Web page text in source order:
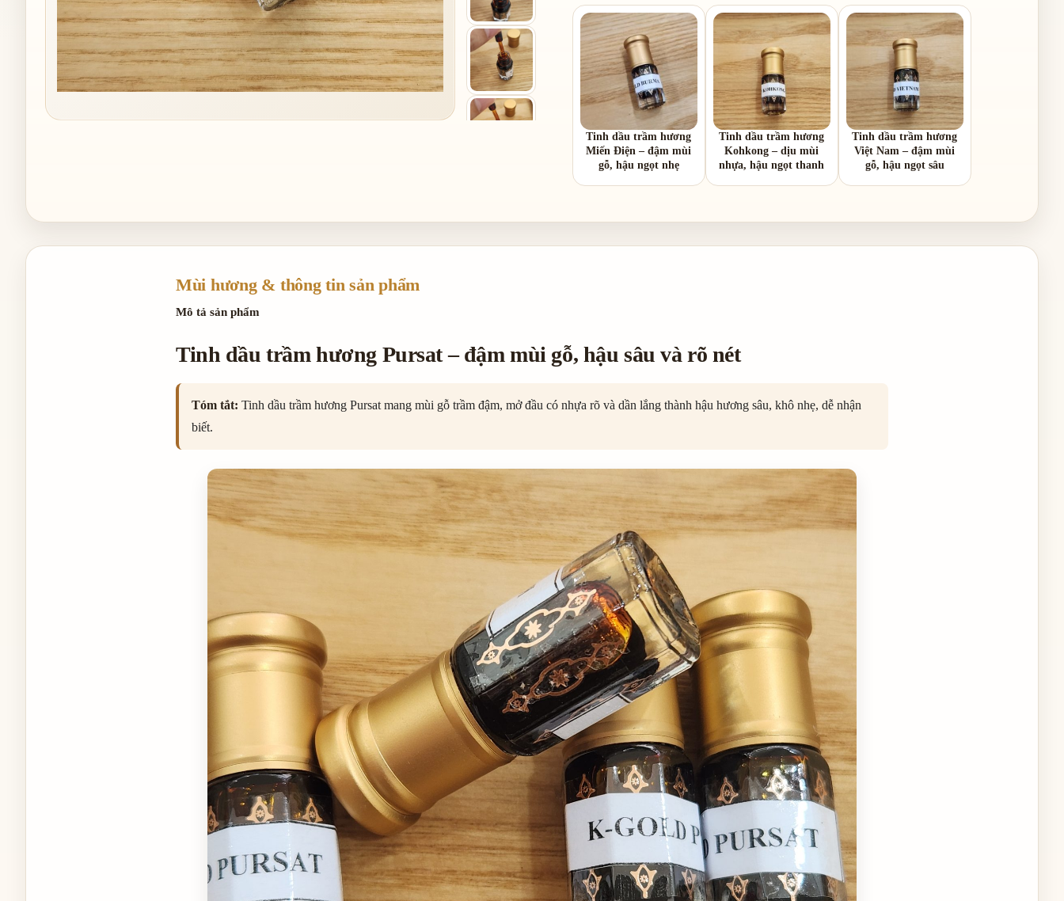
Tinh dầu trầm hương
Miến Điện – đậm mùi
gỗ, hậu ngọt nhẹ
Tinh dầu trầm hương
Kohkong – dịu mùi
nhựa, hậu ngọt thanh
Tinh dầu trầm hương
Việt Nam – đậm mùi
gỗ, hậu ngọt sâu
Mùi hương & thông tin sản phẩm
Mô tả sản phẩm
Tinh dầu trầm hương Pursat – đậm mùi gỗ, hậu sâu và rõ nét
Tóm tắt: Tinh dầu trầm hương Pursat mang mùi gỗ trầm đậm, mở đầu có nhựa rõ và dần lắng thành hậu hương sâu, khô nhẹ, dễ nhận
biết.